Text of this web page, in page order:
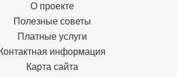
О проекте
Полезные советы
Платные услуги
Контактная информация
Карта сайта